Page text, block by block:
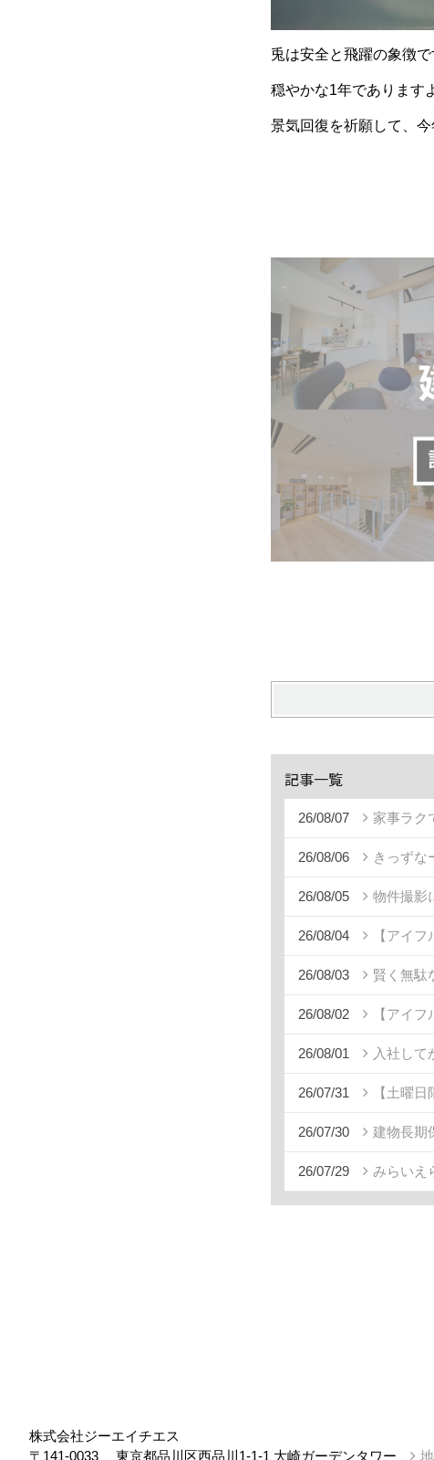
兎は安全と飛躍の象徴で
穏やかな1年であります
景気回復を祈願して、
記事一覧
26/08/07 家事ラク
26/08/06 きっずな
26/08/05 物件撮影
26/08/04 【アイ
26/08/03 賢く無駄
26/08/02 【アイ
26/08/01 入社して
26/07/31 【土曜
26/07/30 建物長期
26/07/29 みらいえ
株式会社ジーエイチエス
〒141-0033
東京都品川区西品川1-1-1 大崎ガーデンタワー